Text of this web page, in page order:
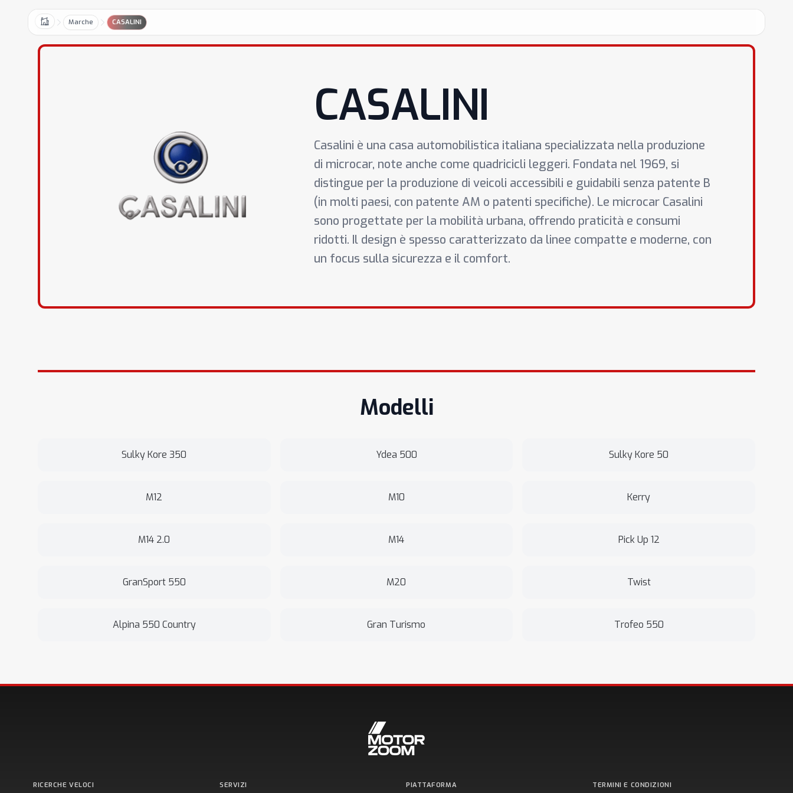
Home Marche CASALINI
CASALINI
Casalini è una casa automobilistica italiana specializzata nella produzione
di microcar, note anche come quadricicli leggeri. Fondata nel 1969, si
distingue per la produzione di veicoli accessibili e guidabili senza patente B
(in molti paesi, con patente AM o patenti specifiche). Le microcar Casalini
sono progettate per la mobilità urbana, offrendo praticità e consumi
ridotti. Il design è spesso caratterizzato da linee compatte e moderne, con
un focus sulla sicurezza e il comfort.
Modelli
Sulky Kore 350 Ydea 500 Sulky Kore 50
M12 M10 Kerry
M14 2.0 M14 Pick Up 12
GranSport 550 M20 Twist
Alpina 550 Country Gran Turismo Trofeo 550
RICERCHE VELOCI SERVIZI PIATTAFORMA TERMINI E CONDIZIONI